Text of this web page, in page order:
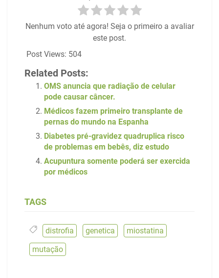
Nenhum voto até agora! Seja o primeiro a avaliar
este post.
Post Views: 504
Related Posts:
OMS anuncia que radiação de celular
pode causar câncer.
Médicos fazem primeiro transplante de
pernas do mundo na Espanha
Diabetes pré-gravidez quadruplica risco
de problemas em bebês, diz estudo
Acupuntura somente poderá ser exercida
por médicos
TAGS
distrofia genetica miostatina
mutação